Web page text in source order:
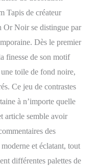
Tapis de créateur
Or Noir se distingue par
Dès le premier
finesse de son motif
toile de fond noire,
Ce jeu de contrastes
à n’importe quelle
article semble avoir
des
et éclatant, tout
différentes palettes de